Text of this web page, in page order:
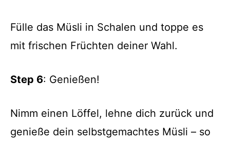
Fülle das Müsli in Schalen und toppe es
mit frischen Früchten deiner Wahl.
Step 6: Genießen!
Nimm einen Löffel, lehne dich zurück und
genieße dein selbstgemachtes Müsli – so